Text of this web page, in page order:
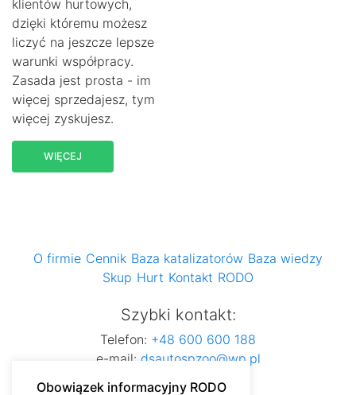
klientów hurtowych,
dzięki któremu możesz
liczyć na jeszcze lepsze
warunki współpracy.
Zasada jest prosta - im
więcej sprzedajesz, tym
więcej zyskujesz.
WIĘCEJ
O firmie Cennik Baza katalizatorów Baza wiedzy
Skup Hurt Kontakt RODO
Szybki kontakt:
Telefon: +48 600 600 188
e-mail: dsautospzoo@wp.pl
Obowiązek informacyjny RODO